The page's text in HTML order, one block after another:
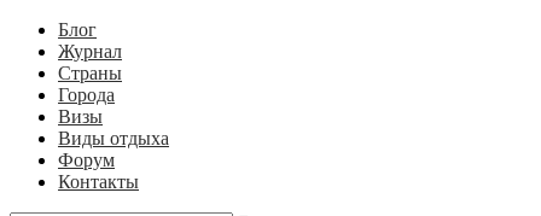
Блог
Журнал
Страны
Города
Визы
Виды отдыха
Форум
Контакты